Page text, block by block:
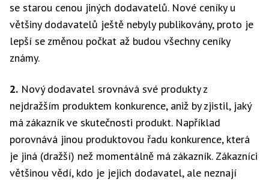
se starou cenou jiných dodavatelů. Nové ceníky u
většiny dodavatelů ještě nebyly publikovány, proto je
lepší se změnou počkat až budou všechny ceníky
známy.
2. Nový dodavatel srovnává své produkty z
nejdražším produktem konkurence, aniž by zjistil, jaký
má zákazník ve skutečnosti produkt. Například
porovnává jinou produktovou řadu konkurence, která
je jiná (dražší) než momentálně má zákazník. Zákazníci
většinou vědí, kdo je jejich dodavatel, ale neznají